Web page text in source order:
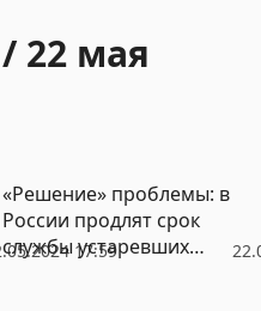
22 мая
17:59
«Решение» проблемы: в
России продлят срок
службы устаревших